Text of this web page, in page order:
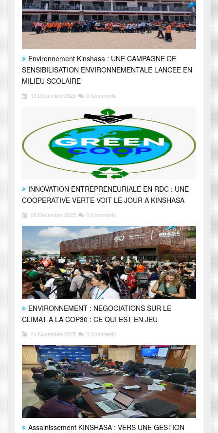
Environnement Kinshasa : UNE CAMPAGNE DE
SENSIBILISATION ENVIRONNEMENTALE LANCEE EN
MILIEU SCOLAIRE
13 Décembre 2025 0 Comments
INNOVATION ENTREPRENEURIALE EN RDC : UNE
COOPERATIVE VERTE VOIT LE JOUR A KINSHASA
08 Décembre 2025 0 Comments
ENVIRONNEMENT : NEGOCIATIONS SUR LE
CLIMAT A LA COP30 : CE QUI EST EN JEU
21 Novembre 2025 0 Comments
Assainissement KINSHASA : VERS UNE GESTION